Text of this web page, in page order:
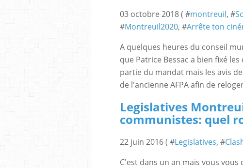
03 octobre 2018 ( #montreuil, #
#Montreuil2020, #Arrête ton
A quelques heures du conseil
que Patrice Bessac a bien fixé
partie du mandat mais les avis
de l'ancienne AFPA afin de
Legislatives
communistes: quel
22 juin 2016 ( #Legislatives, #
C'est dans un an mais vous